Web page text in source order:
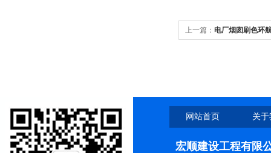
上一篇： 电厂烟囱刷色环
网站首页 关
宏顺建设工程有限